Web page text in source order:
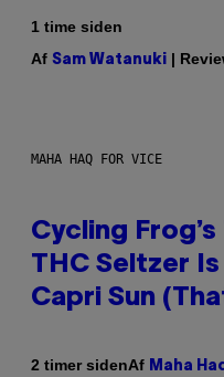
1 time siden
Af Sam Watanuki |
MAHA HAQ FOR VICE
Cycling
THC Seltzer
Capri Sun
2 timer sidenAf Maha